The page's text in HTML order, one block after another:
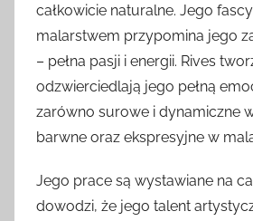
całkowicie naturalne. Jego
malarstwem przypomina jego
– pełna pasji i energii. Rives
odzwierciedlają jego pełną
zarówno surowe i dynamiczne
barwne oraz ekspresyjne w
Jego prace są wystawiane na
dowodzi, że jego talent